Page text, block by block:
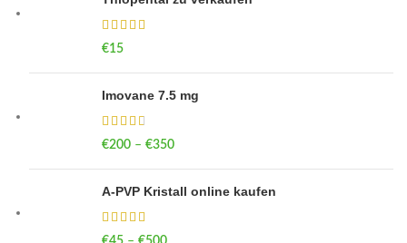
€15
Imovane 7.5 mg
€200 – €350
A-PVP Kristall online kaufen